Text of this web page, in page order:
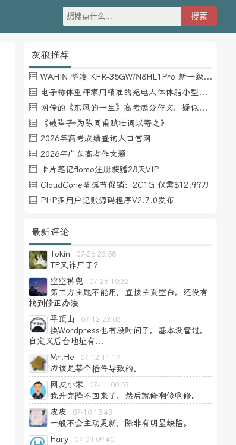
灰狼推荐
WAHIN 华凌 KFR-35GW/N8HL1Pro 新一级能效 壁挂式空调 1.5匹
电子称体重秤家用精准的充电人体体脂小型称重支持HUAWEI HiLink
网传的《东风的一生》高考满分作文，疑似自媒体或其他渠道炒作
《破阵子·为陈同甫赋壮词以寄之》
2026年高考成绩查询入口官网
2026年广东高考作文题
卡片笔记flomo注册获赠28天VIP
CloudCone圣诞节促销：2C1G 仅需$12.99刀
PHP多用户记账源码程序V2.7.0发布
最新评论
Tokin 07-26 23:58
TP又诈尸了？
空空裤兜
07-26 10:32
第三方主题不能用，直接主页空白，还没有
找到修正办法
平顶山
07-12 23:02
换Wordpress也有段时间了，基本没管过，
自定义后台地址有...
Mr.He
07-12 11:19
应该是某个插件导致的。
网友小宋
07-11 00:53
我升完降不回来了，然后就修啊修啊修。
皮皮
07-10 13:43
一般不会主动更新，除非有明显缺陷。
Hary
07-09 09:40